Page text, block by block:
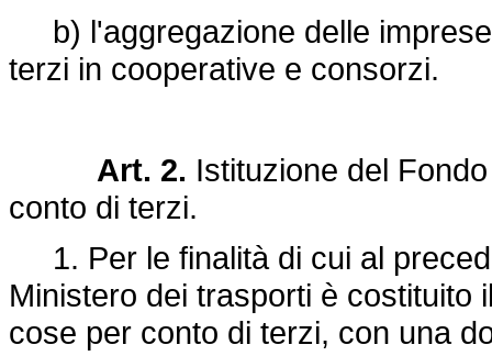
b) l'aggregazione delle
terzi in cooperative e consorzi.
Art. 2. Istituzione del
conto di terzi.
1. Per le finalità di cui al
Ministero dei trasporti è costituito
cose per conto di terzi, con una